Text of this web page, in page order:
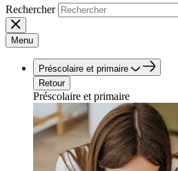
Rechercher
Menu
Préscolaire et primaire
Retour
Préscolaire et primaire